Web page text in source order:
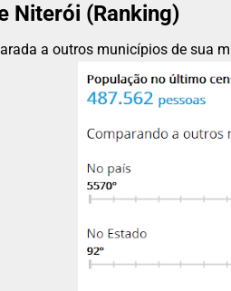
Niterói (Ranking)
a outros municípios de sua